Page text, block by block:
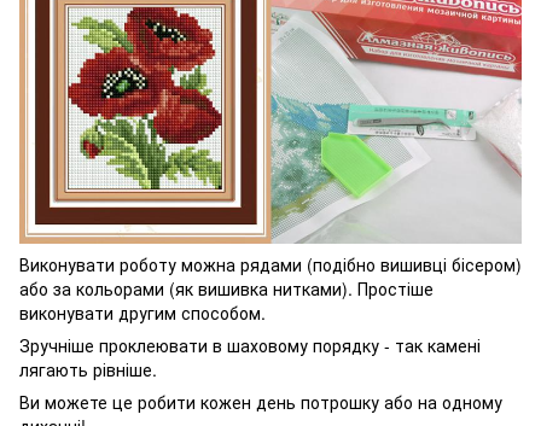
Виконувати роботу можна рядами (подібно вишивці бісером)
або за кольорами (як вишивка нитками). Простіше
виконувати другим способом.
Зручніше проклеювати в шаховому порядку - так камені
лягають рівніше.
Ви можете це робити кожен день потрошку або на одному